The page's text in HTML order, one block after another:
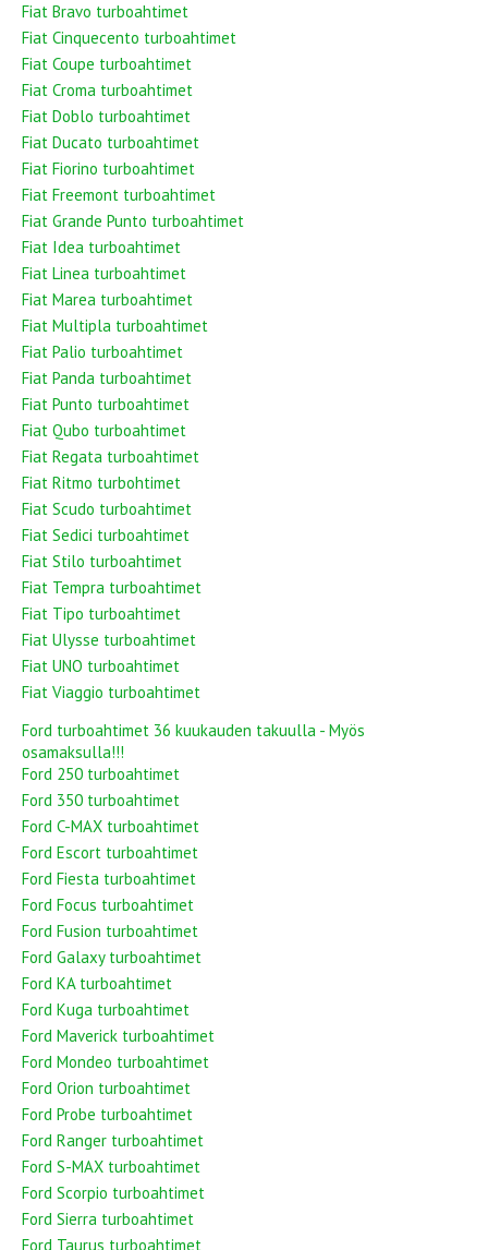
Fiat Bravo turboahtimet
Fiat Cinquecento turboahtimet
Fiat Coupe turboahtimet
Fiat Croma turboahtimet
Fiat Doblo turboahtimet
Fiat Ducato turboahtimet
Fiat Fiorino turboahtimet
Fiat Freemont turboahtimet
Fiat Grande Punto turboahtimet
Fiat Idea turboahtimet
Fiat Linea turboahtimet
Fiat Marea turboahtimet
Fiat Multipla turboahtimet
Fiat Palio turboahtimet
Fiat Panda turboahtimet
Fiat Punto turboahtimet
Fiat Qubo turboahtimet
Fiat Regata turboahtimet
Fiat Ritmo turbohtimet
Fiat Scudo turboahtimet
Fiat Sedici turboahtimet
Fiat Stilo turboahtimet
Fiat Tempra turboahtimet
Fiat Tipo turboahtimet
Fiat Ulysse turboahtimet
Fiat UNO turboahtimet
Fiat Viaggio turboahtimet
Ford turboahtimet 36 kuukauden takuulla - Myös
osamaksulla!!!
Ford 250 turboahtimet
Ford 350 turboahtimet
Ford C-MAX turboahtimet
Ford Escort turboahtimet
Ford Fiesta turboahtimet
Ford Focus turboahtimet
Ford Fusion turboahtimet
Ford Galaxy turboahtimet
Ford KA turboahtimet
Ford Kuga turboahtimet
Ford Maverick turboahtimet
Ford Mondeo turboahtimet
Ford Orion turboahtimet
Ford Probe turboahtimet
Ford Ranger turboahtimet
Ford S-MAX turboahtimet
Ford Scorpio turboahtimet
Ford Sierra turboahtimet
Ford Taurus turboahtimet